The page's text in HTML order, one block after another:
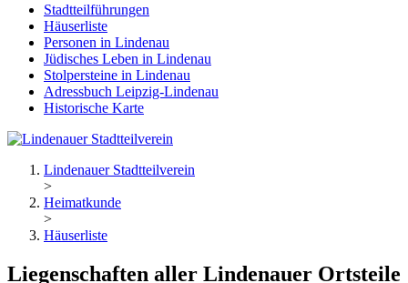
Stadtteilführungen
Häuserliste
Personen in Lindenau
Jüdisches Leben in Lindenau
Stolpersteine in Lindenau
Adressbuch Leipzig-Lindenau
Historische Karte
Lindenauer Stadtteilverein
>
Heimatkunde
>
Häuserliste
Liegenschaften aller Lindenauer Ortsteile